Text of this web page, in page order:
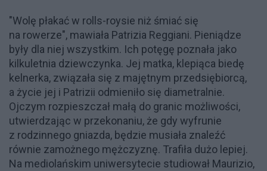
"Wolę płakać w rolls-roysie niż śmiać się
na rowerze", mawiała Patrizia Reggiani. Pieniądze
były dla niej wszystkim. Ich potęgę poznała jako
kilkuletnia dziewczynka. Jej matka, klepiąca biedę
kelnerka, związała się z majętnym przedsiębiorcą,
a życie jej i Patrizii odmieniło się diametralnie.
Ojczym rozpieszczał małą do granic możliwości,
utwierdzając w przekonaniu, że gdy wyfrunie
z rodzinnego gniazda, będzie musiała znaleźć
równie zamożnego mężczyznę. Trafiła dużo lepiej.
Na mediolańskim uniwersytecie studiował Maurizio,